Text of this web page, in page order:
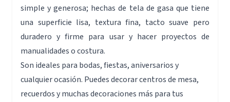
simple y generosa; hechas de tela de gasa que tiene
una superficie lisa, textura fina, tacto suave pero
duradero y firme para usar y hacer proyectos de
manualidades o costura.
Son ideales para bodas, fiestas, aniversarios y
cualquier ocasión. Puedes decorar centros de mesa,
recuerdos y muchas decoraciones más para tus